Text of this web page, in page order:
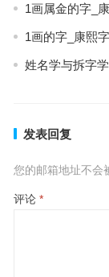
1画属金的字_
1画的字_康熙
姓名学与拆字
发表回复
您的邮箱地址不会
评论 *